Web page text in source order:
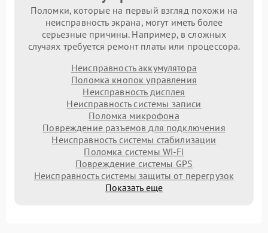
Поломки, которые на первый взгляд похожи на
неисправность экрана, могут иметь более
серьезные причины. Например, в сложных
случаях требуется ремонт платы или процессора.
Неисправность аккумулятора
Поломка кнопок управления
Неисправность дисплея
Неисправность системы записи
Поломка микрофона
Повреждение разъемов для подключения
Неисправность системы стабилизации
Поломка системы Wi-Fi
Повреждение системы GPS
Неисправность системы защиты от перегрузок
Показать еще